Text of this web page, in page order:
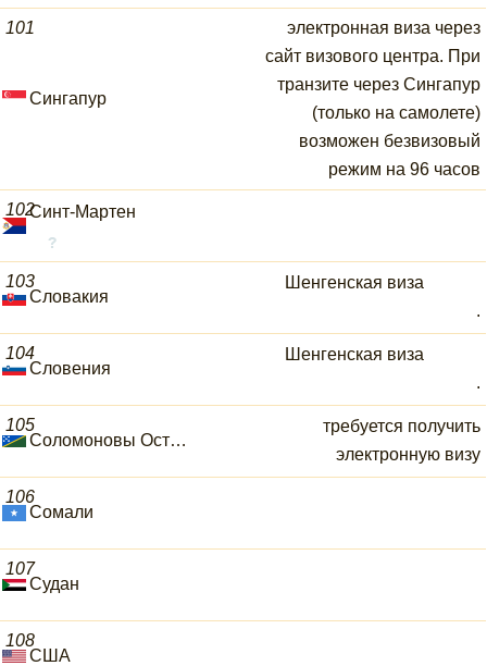
101
Сингапур
электронная виза через
сайт визового центра. При
транзите через Сингапур
(только на самолете)
возможен безвизовый
режим на 96 часов
102Синт-Мартен
103
Словакия
Шенгенская виза
.
104
Словения
Шенгенская виза
.
105
Соломоновы Острова
требуется получить
электронную визу
106
Сомали
107
Судан
108
США